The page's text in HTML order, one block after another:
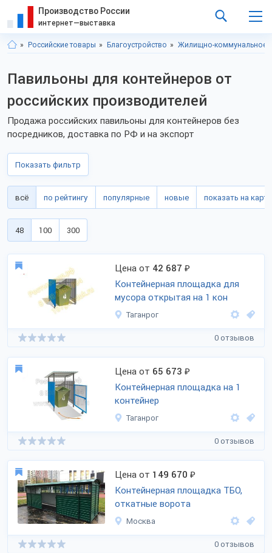
Производство России
интернет—выставка
Российские товары Благоустройство Жилищно-коммунальное
Павильоны для контейнеров от
российских производителей
Продажа российских павильоны для контейнеров без
посредников, доставка по РФ и на экспорт
Показать фильтр
всё по рейтингу популярные новые показать на карте
48 100 300
Цена от 42 687 ₽
Контейнерная площадка для
мусора открытая на 1 кон
Таганрог
0 отзывов
Цена от 65 673 ₽
Контейнерная площадка на 1
контейнер
Таганрог
0 отзывов
Цена от 149 670 ₽
Контейнерная площадка ТБО,
откатные ворота
Москва
0 отзывов